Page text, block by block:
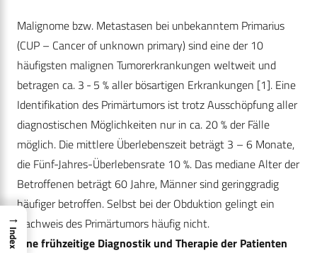
Malignome bzw. Metastasen bei unbekanntem Primarius
(CUP – Cancer of unknown primary) sind eine der 10
häufigsten malignen Tumorerkrankungen weltweit und
betragen ca. 3 - 5 % aller bösartigen Erkrankungen [1]. Eine
Identifikation des Primärtumors ist trotz Ausschöpfung aller
diagnostischen Möglichkeiten nur in ca. 20 % der Fälle
möglich. Die mittlere Überlebenszeit beträgt 3 – 6 Monate,
die Fünf-Jahres-Überlebensrate 10 %. Das mediane Alter der
Betroffenen beträgt 60 Jahre, Männer sind geringgradig
häufiger betroffen. Selbst bei der Obduktion gelingt ein
Nachweis des Primärtumors häufig nicht.
Eine frühzeitige Diagnostik und Therapie der Patienten
→
Index